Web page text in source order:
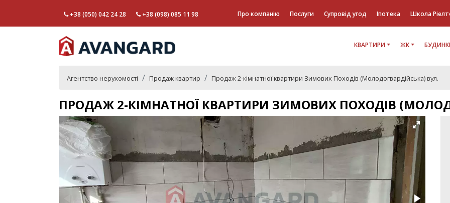
+38 (050) 042 24 28 +38 (098) 085 11 98 Про компанію Послуги Супровід угод Іпотека Школа
КВАРТИРИ ЖК
Агентство нерухомості Продаж квартир Продаж 2-кімнатної квартири Зимових Походів (Молодогвардійська) вул.
ПРОДАЖ 2-КІМНАТНОЇ КВАРТИРИ ЗИМОВИХ ПОХОДІВ